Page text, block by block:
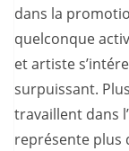
dans la
quelconque
et artiste
surpuissant.
travaillent dans
représente plus